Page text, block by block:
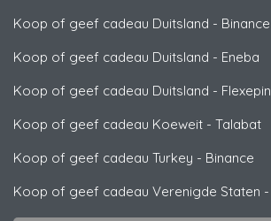
Koop of geef cadeau Duitsland - Binance
Koop of geef cadeau Duitsland - Eneba
Koop of geef cadeau Duitsland - Flexepin
Koop of geef cadeau Koeweit - Talabat
Koop of geef cadeau Turkey - Binance
Koop of geef cadeau Verenigde Staten -